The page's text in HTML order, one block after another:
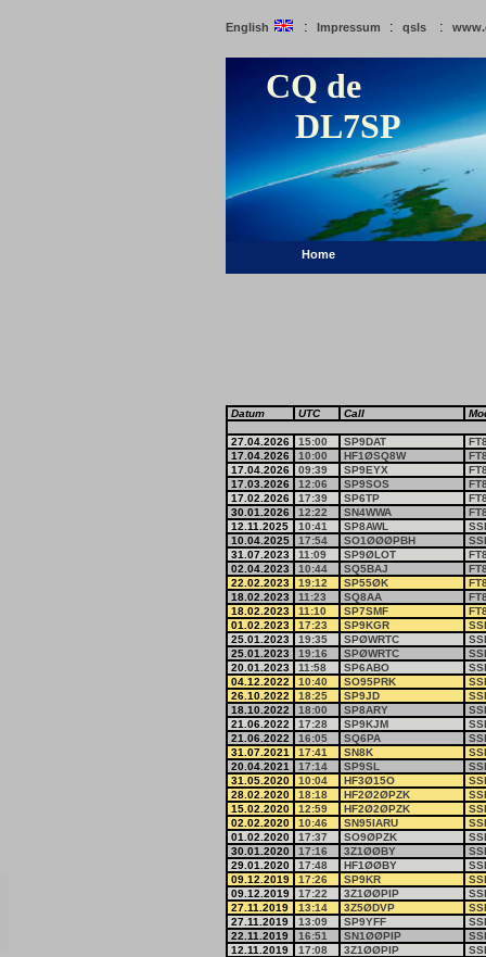
English : Impressum : qsls :
CQ de
DL7SP
Home
Datum UTC Call
27.04.2026 15:00 SP9DAT
17.04.2026
10:00 HF1ØSQ8W
17.04.2026
09:39 SP9EYX
17.03.2026
12:06 SP9SOS
17.02.2026
17:39 SP6TP
30.01.2026
12:22 SN4WWA
12.11.2025
10:41 SP8AWL
10.04.2025
17:54 SO1ØØØPBH
31.07.2023
11:09 SP9ØLOT
02.04.2023
10:44 SQ5BAJ
22.02.2023
19:12 SP55ØK
18.02.2023
11:23 SQ8AA
18.02.2023
11:10 SP7SMF
01.02.2023
17:23 SP9KGR
25.01.2023
19:35 SPØWRTC
25.01.2023
19:16 SPØWRTC
20.01.2023
11:58 SP6ABO
04.12.2022
10:40 SO95PRK
26.10.2022
18:25 SP9JD
18.10.2022
18:00 SP8ARY
21.06.2022
17:28 SP9KJM
21.06.2022
16:05 SQ6PA
31.07.2021
17:41 SN8K
20.04.2021
17:14 SP9SL
31.05.2020
10:04 HF3Ø15O
28.02.2020
18:18 HF2Ø2ØPZK
15.02.2020
12:59 HF2Ø2ØPZK
02.02.2020
10:46 SN95IARU
01.02.2020
17:37 SO9ØPZK
30.01.2020
17:16 3Z1ØØBY
29.01.2020
17:48 HF1ØØBY
09.12.2019
17:26 SP9KR
09.12.2019
17:22 3Z1ØØPIP
27.11.2019
13:14 3Z5ØDVP
27.11.2019
13:09 SP9YFF
22.11.2019
16:51 SN1ØØPIP
12.11.2019
17:08 3Z1ØØPIP